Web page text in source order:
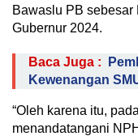
Bawaslu PB
Gubernur 2024.
Baca Juga :
Kewenangan
“Oleh karena itu,
menandatangani